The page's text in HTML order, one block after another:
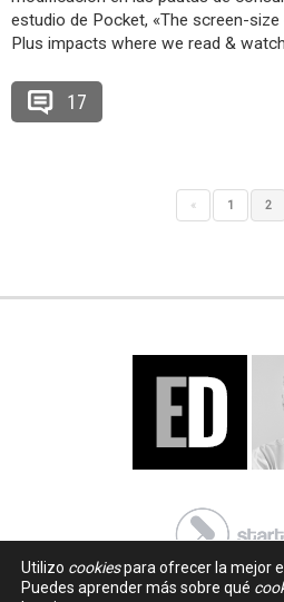
estudio de Pocket, «The screen-
Plus impacts where we read &
17
« 1 2
Utilizo cookiespara ofrecer la mejor
Puedes aprender más sobre qué